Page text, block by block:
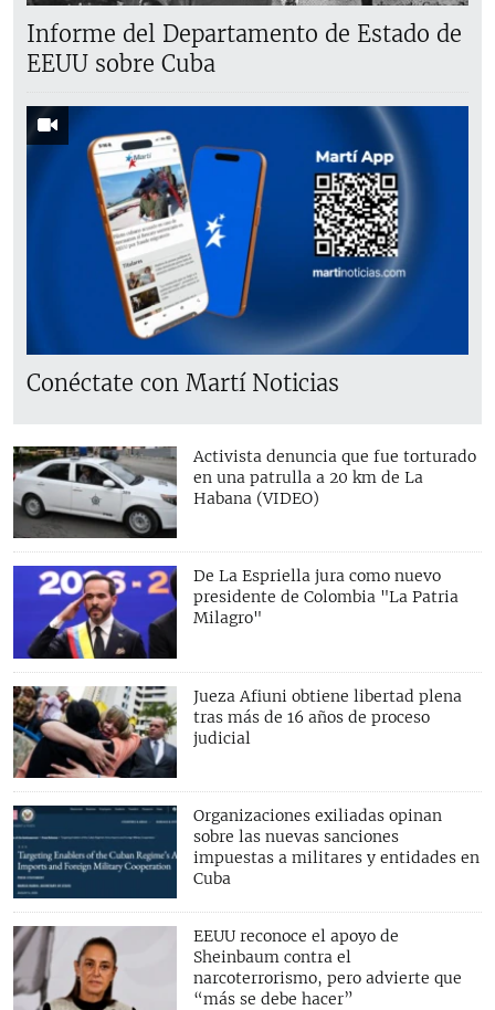
Informe del Departamento de Estado de
EEUU sobre Cuba
Conéctate con Martí Noticias
Activista denuncia que fue torturado
en una patrulla a 20 km de La
Habana (VIDEO)
De La Espriella jura como nuevo
presidente de Colombia "La Patria
Milagro"
Jueza Afiuni obtiene libertad plena
tras más de 16 años de proceso
judicial
Organizaciones exiliadas opinan
sobre las nuevas sanciones
impuestas a militares y entidades en
Cuba
EEUU reconoce el apoyo de
Sheinbaum contra el
narcoterrorismo, pero advierte que
“más se debe hacer”